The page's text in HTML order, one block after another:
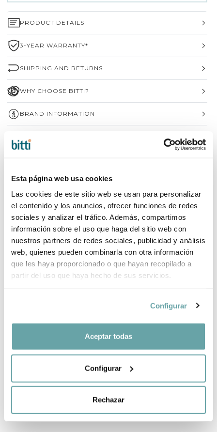
Esta página web usa cookies
Las cookies de este sitio web se usan para personalizar
el contenido y los anuncios, ofrecer funciones de redes
sociales y analizar el tráfico. Además, compartimos
información sobre el uso que haga del sitio web con
nuestros partners de redes sociales, publicidad y análisis
web, quienes pueden combinarla con otra información
que les haya proporcionado o que hayan recopilado a
partir del uso que haya hecho de sus servicios.
Configurar
Aceptar todas
Configurar
Rechazar
PRODUCT DETAILS
3-YEAR WARRANTY*
SHIPPING AND RETURNS
WHY CHOOSE BITTI?
BRAND INFORMATION
COMPLETE YOUR PURCHASE